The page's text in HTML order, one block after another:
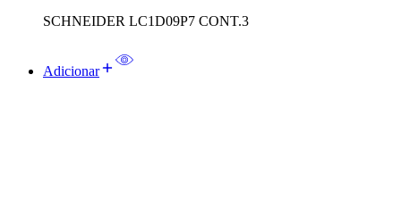
SCHNEIDER LC1D09P7 CONT.3
Adicionar